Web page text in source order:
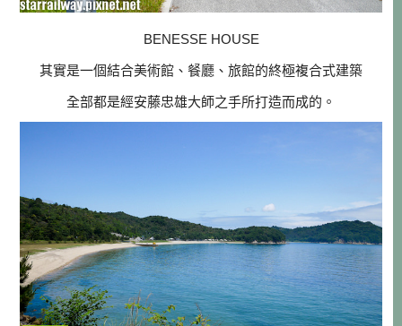
BENESSE HOUSE
其實是一個結合美術館、餐廳、旅館的終極複合式建築
全部都是經安藤忠雄大師之手所打造而成的。